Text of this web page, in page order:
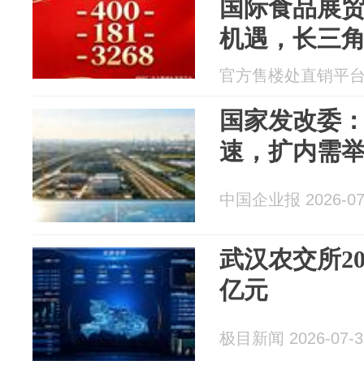
国际食品展
机遇，长三
在发售
官方售楼处直销平
国家发改委
速，扩内需
中国企业报 2026-
武汉农交所
亿元
极目新闻 2026-07-